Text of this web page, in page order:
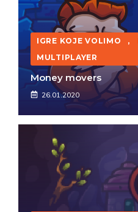
IGRE KOJE VOLIMO ,
MULTIPLAYER
Money movers
26.01.2020